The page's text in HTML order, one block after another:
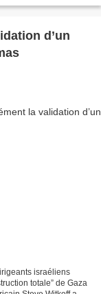
d’un
israéliens
totale” de Gaza